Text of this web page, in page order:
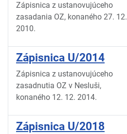
Zápisnica z ustanovujúceho
zasadania OZ, konaného 27. 12.
2010.
Zápisnica U/2014
Zápisnica z ustanovujúceho
zasadnutia OZ v Nesluši,
konaného 12. 12. 2014.
Zápisnica U/2018